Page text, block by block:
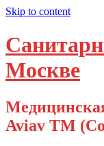
Skip to content
Москве
Aviav TM